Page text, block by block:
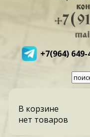
+7(964) 649-
В корзине
нет товаров